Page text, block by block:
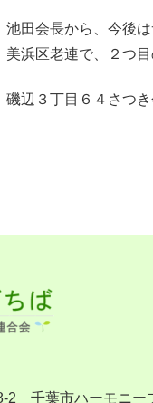
池田会長から、今後
美浜区老連で、２つ
磯辺３丁目６４さつ
2 千葉市ハーモニー